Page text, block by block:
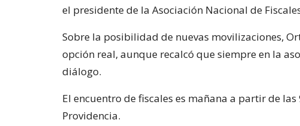
el presidente de la Asociación Nacional de
Sobre la posibilidad de nuevas movilizaciones,
opción real, aunque recalcó que siempre en la
diálogo.
El encuentro de fiscales es mañana a partir de
Providencia.